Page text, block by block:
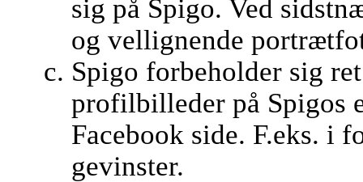
sig på Spigo. Ved
og vellignende
Spigo forbeholder sig
profilbilleder på Spigos
Facebook side. F.eks. i
gevinster.